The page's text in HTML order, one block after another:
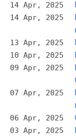
14 Apr, 2025
14 Apr, 2025
13 Apr, 2025
10 Apr, 2025
09 Apr, 2025
07 Apr, 2025
06 Apr, 2025
03 Apr, 2025